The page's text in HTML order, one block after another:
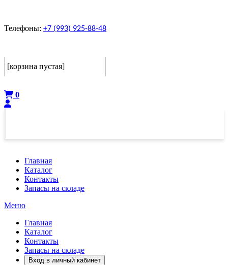
Телефоны: +7 (993) 925-88-48
[корзина пустая]
0
Главная
Каталог
Контакты
Запасы на складе
Меню
Главная
Каталог
Контакты
Запасы на складе
Вход в личный кабинет